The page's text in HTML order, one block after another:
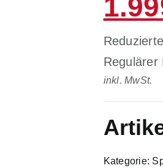
Regulärer
inkl. MwSt.
Kategorie: